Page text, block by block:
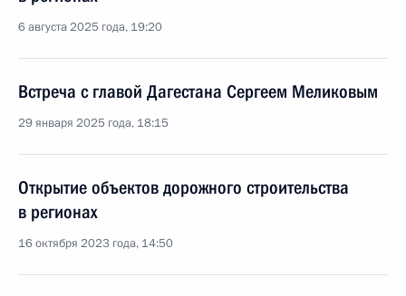
6 августа 2025 года, 19:20
Встреча с главой Дагестана Сергеем Меликовым
29 января 2025 года, 18:15
Открытие объектов дорожного строительства
в регионах
16 октября 2023 года, 14:50